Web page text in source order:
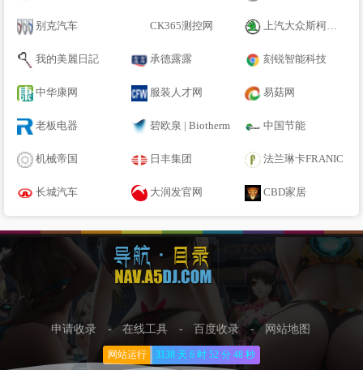
别克汽车 CK365测控网 上汽大众斯柯达SKODA
我的美麗日記 承德露露 刻锐智能科技
中华康网 服装人才网 易菇网
老板电器 碧欧泉 | Biotherm 中国节能
机械帝国 日丰集团 法兰琳卡FRANIC
长城汽车 大润发官网 CBD家居
申请收录 - 在线工具 - 百度收录 - 网站地图
网站运行 3138 天 6 时 52 分 48 秒